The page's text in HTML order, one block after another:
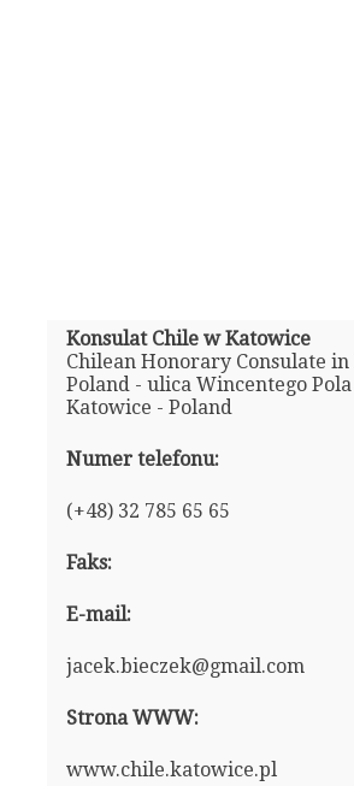
Konsulat Chile w Katowice
Chilean Honorary Consulate in
Poland - ulica Wincentego Pola
Katowice - Poland
Numer telefonu:
(+48) 32 785 65 65
Faks:
E-mail:
jacek.bieczek@gmail.com
Strona WWW:
www.chile.katowice.pl